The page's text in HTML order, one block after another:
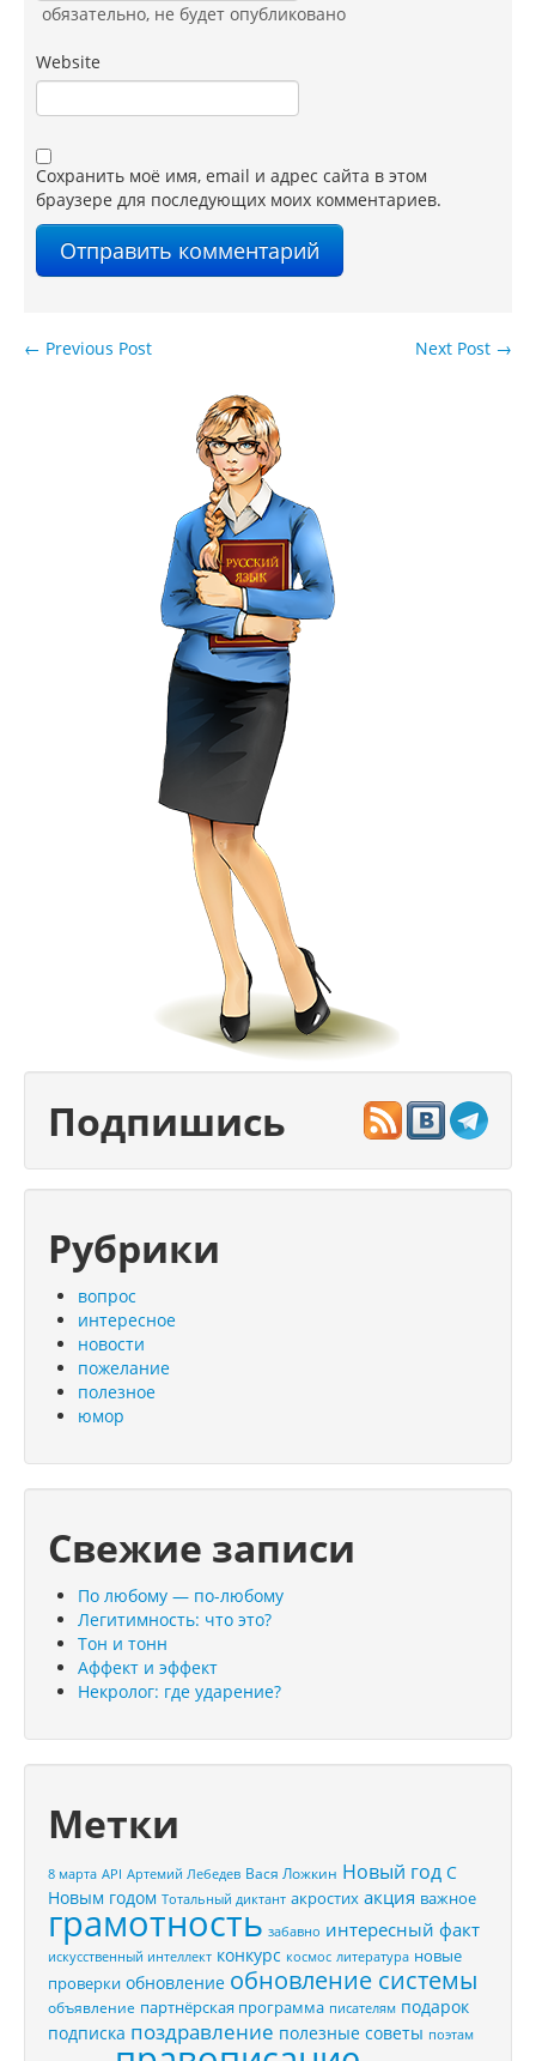
обязательно, не будет опубликовано
Website
Сохранить моё имя, email и адрес сайта в этом
браузере для последующих моих комментариев.
Next Post →
← Previous Post
Подпишись
Рубрики
вопрос
интересное
новости
пожелание
полезное
юмор
Свежие записи
По любому — по-любому
Легитимность: что это?
Тон и тонн
Аффект и эффект
Некролог: где ударение?
Метки
8 марта API Артемий Лебедев Вася Ложкин Новый год С
Новым годом Тотальный диктант акростих акция важное
грамотность забавно интересный факт
искусственный интеллект конкурс космос литература новые
проверки обновление обновление системы
объявление партнёрская программа писателям подарок
подписка поздравление полезные советы поэтам